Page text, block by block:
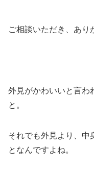
ご相談いただき、あり
外見がかわいいと言わ
と。
それでも外見より、中
となんですよね。